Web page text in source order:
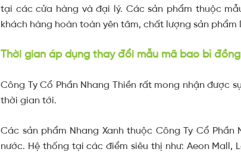
tại các cửa hàng và đại lý. Các sản phẩm thuộc
khách hàng hoàn toàn yên tâm, chất lượng sản
Thời gian áp dụng thay đổi mẫu mã bao bì
Công Ty Cổ Phần Nhang Thiền rất mong nhận được
thời gian tới.
Các sản phẩm Nhang Xanh thuộc Công Ty Cổ
nước. Hệ thống tại các điểm siêu thị như: Aeon Mall,